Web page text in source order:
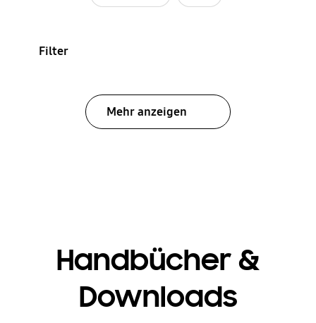
Filter
Mehr anzeigen
Handbücher &
Downloads